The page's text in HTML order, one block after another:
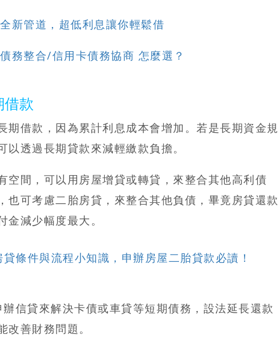
新管道，超低利息讓你輕鬆借
務整合/信用卡債務協商 怎麼選？
款
期借款，因為累計利息成本會增加。若是長期資金規
透過長期貸款來減輕繳款負擔。
空間， 可以用房屋增貸或轉貸，來整合其他高利債
也可考慮二胎房貸，來整合其他負債，畢竟房貸還款
減少幅度最大。
貸條件與流程小知識，申辦房屋二胎貸款必讀！
信貸來解決卡債或車貸等短期債務，設法延長還款
善財務問題。